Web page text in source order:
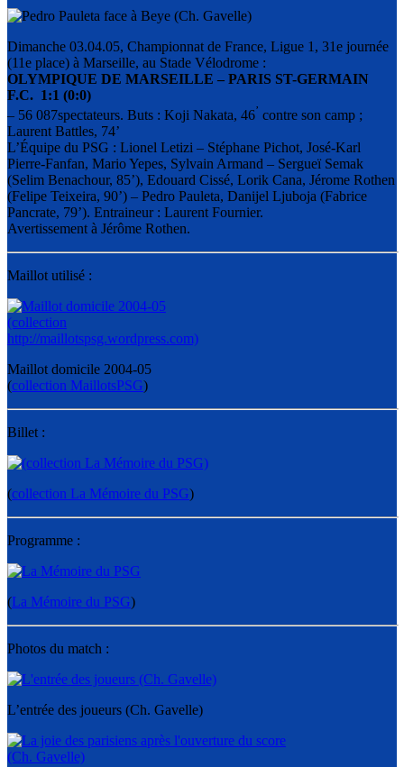
Dimanche 03.04.05, Championnat de France, Ligue 1, 31e journée
(11e place) à Marseille, au Stade Vélodrome :
OLYMPIQUE DE MARSEILLE – PARIS ST-GERMAIN
F.C. 1:1 (0:0)
– 56 087spectateurs. Buts : Koji Nakata, 46’ contre son camp ;
Laurent Battles, 74’
L’Équipe du PSG : Lionel Letizi – Stéphane Pichot, José-Karl
Pierre-Fanfan, Mario Yepes, Sylvain Armand – Sergueï Semak
(Selim Benachour, 85’), Edouard Cissé, Lorik Cana, Jérome Rothen
(Felipe Teixeira, 90’) – Pedro Pauleta, Danijel Ljuboja (Fabrice
Pancrate, 79’). Entraineur : Laurent Fournier.
Avertissement à Jérôme Rothen.
Maillot utilisé :
Maillot domicile 2004-05
(collection MaillotsPSG)
Billet :
(collection La Mémoire du PSG)
Programme :
(La Mémoire du PSG)
Photos du match :
L’entrée des joueurs (Ch. Gavelle)